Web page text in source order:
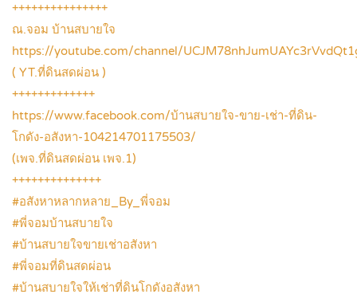
+++++++++++++++
ณ.จอม บ้านสบายใจ
https://youtube.com/channel/
( YT.ที่ดินสดผ่อน )
+++++++++++++
https://www.facebook.com/บ้านสบายใจ-ขาย-เช่า-ที่ดิน-
โกดัง-อสังหา-104214701175503/
(เพจ.ที่ดินสดผ่อน เพจ.1)
++++++++++++++
#อสังหาหลากหลาย_By_พี่จอม
#พี่จอมบ้านสบายใจ
#บ้านสบายใจขายเช่าอสังหา
#พี่จอมที่ดินสดผ่อน
#บ้านสบายใจให้เช่าที่ดินโกดังอสังหา